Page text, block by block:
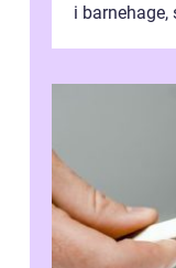
i barnehage,